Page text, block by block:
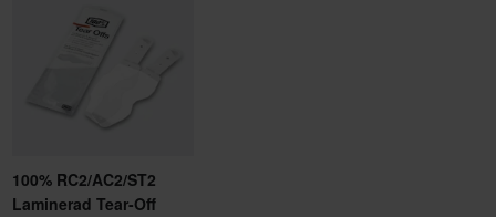
100% RC2/AC2/ST2
Laminerad Tear-Off